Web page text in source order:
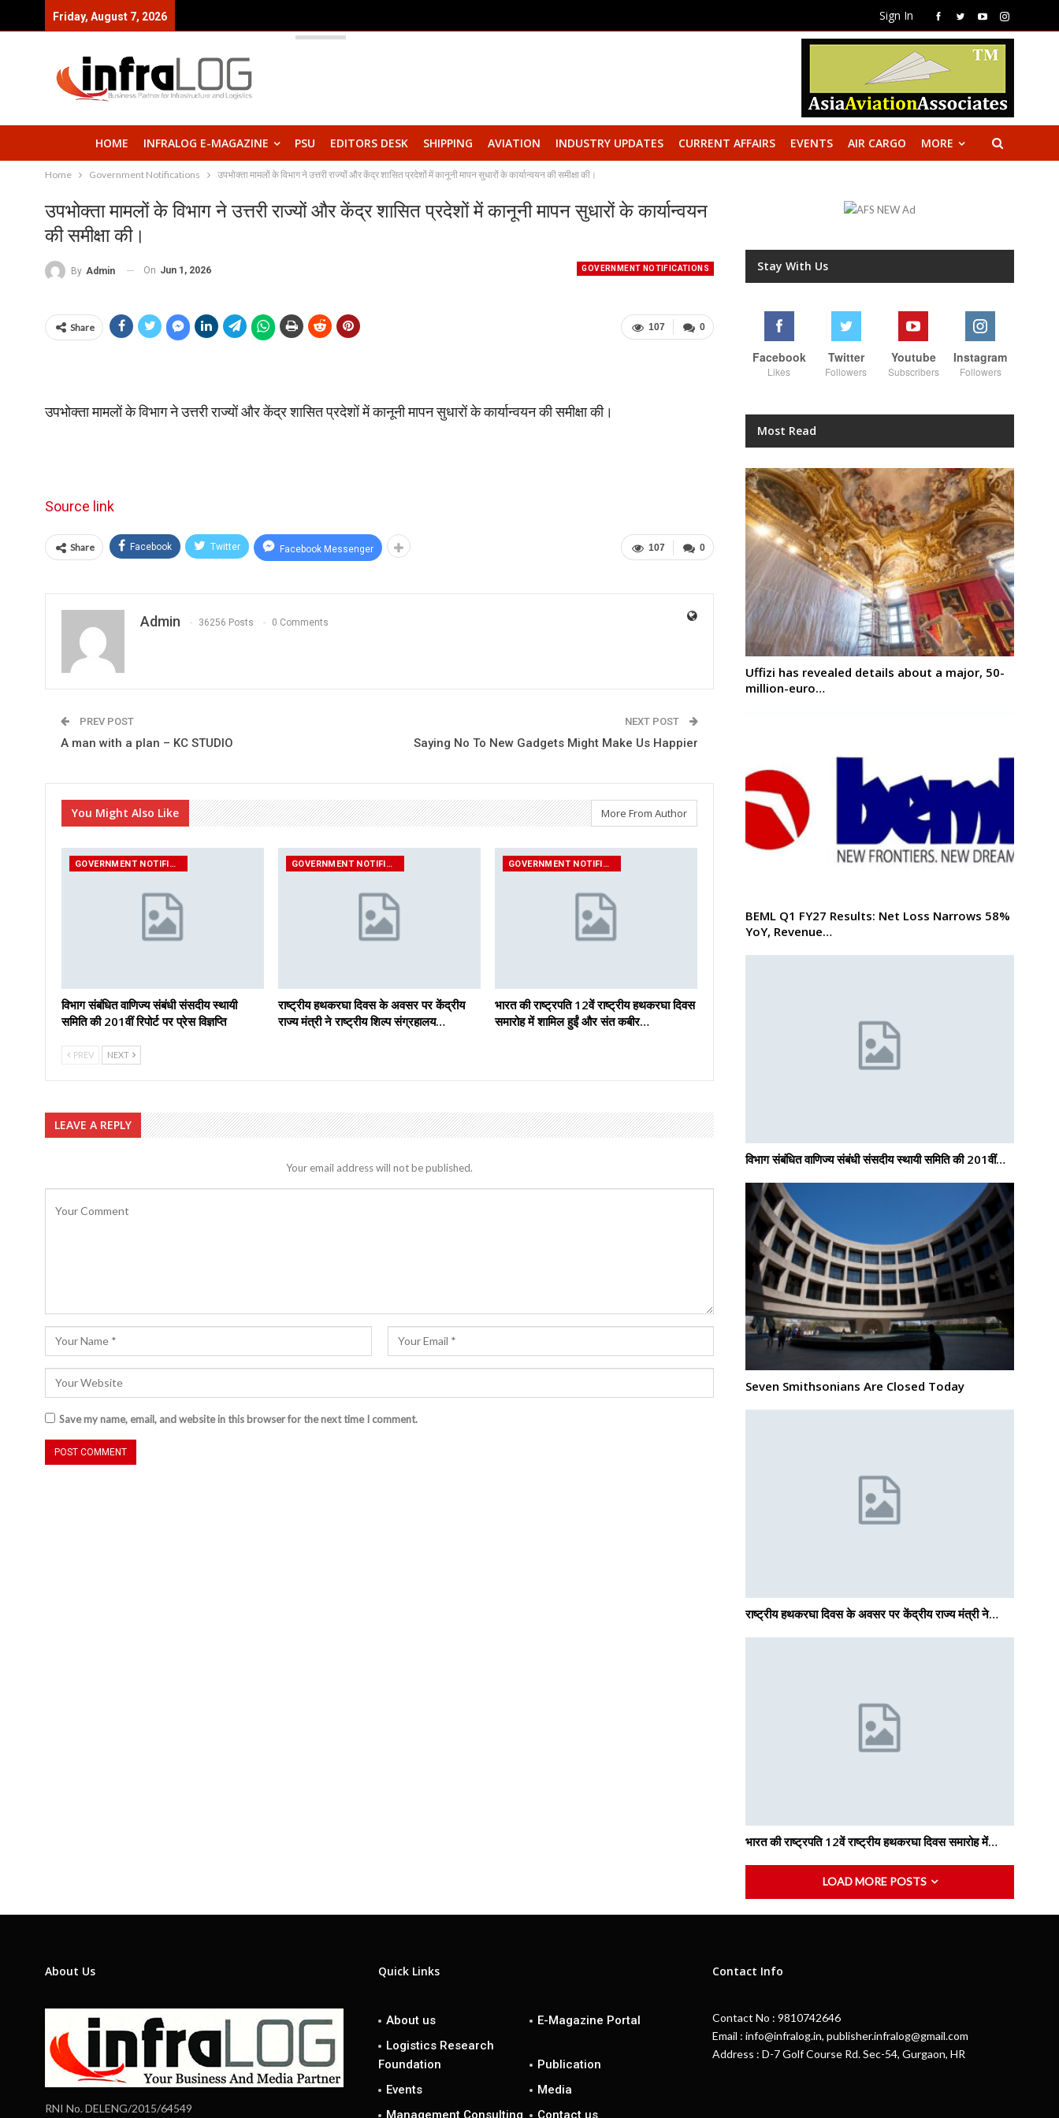
Sign In
Friday, August 7, 2026
HOME INFRALOG E-MAGAZINE PSU EDITORS DESK SHIPPING AVIATION INDUSTRY UPDATES CURRENT AFFAIRS EVENTS AIR CARGO MORE
Home Government Notifications उपभोक्ता मामलों के विभाग ने उत्तरी राज्यों और केंद्र शासित प्रदेशों में कानूनी मापन सुधारों के कार्यान्वयन की समीक्षा की।
उपभोक्ता मामलों के विभाग ने उत्तरी राज्यों और केंद्र शासित प्रदेशों में कानूनी मापन सुधारों के कार्यान्वयन
की समीक्षा की।
GOVERNMENT NOTIFICATIONS
By Admin On Jun 1, 2026
0
107
Share
उपभोक्ता मामलों के विभाग ने उत्तरी राज्यों और केंद्र शासित प्रदेशों में कानूनी मापन सुधारों के कार्यान्वयन की समीक्षा की।
Source link
0
107
Share Facebook Twitter Facebook Messenger
Admin 36256 Posts 0 Comments
PREV POST
A man with a plan – KC STUDIO
NEXT POST
Saying No To New Gadgets Might Make Us Happier
You Might Also Like More From Author
GOVERNMENT NOTIFICATIONS
विभाग संबंधित वाणिज्य संबंधी संसदीय स्थायी
समिति की 201वीं रिपोर्ट पर प्रेस विज्ञप्ति
GOVERNMENT NOTIFICATIONS
राष्ट्रीय हथकरघा दिवस के अवसर पर केंद्रीय
राज्य मंत्री ने राष्ट्रीय शिल्प संग्रहालय…
GOVERNMENT NOTIFICATIONS
भारत की राष्ट्रपति 12वें राष्ट्रीय हथकरघा दिवस
समारोह में शामिल हुईं और संत कबीर…
PREV NEXT
LEAVE A REPLY
Your email address will not be published.
Save my name, email, and website in this browser for the next time I comment.
Stay With Us
Facebook
Likes
Twitter
Followers
Youtube
Subscribers
Instagram
Followers
Most Read
Uffizi has revealed details about a major, 50-
million-euro…
BEML Q1 FY27 Results: Net Loss Narrows 58%
YoY, Revenue…
विभाग संबंधित वाणिज्य संबंधी संसदीय स्थायी समिति की 201वीं…
Seven Smithsonians Are Closed Today
राष्ट्रीय हथकरघा दिवस के अवसर पर केंद्रीय राज्य मंत्री ने…
भारत की राष्ट्रपति 12वें राष्ट्रीय हथकरघा दिवस समारोह में…
LOAD MORE POSTS
About Us
RNI No. DELENG/2015/64549
Quick Links
About us
E-Magazine Portal
Logistics Research
Foundation
Publication
Events
Media
Management Consulting
Contact us
Contact Info
Contact No : 9810742646
Email : info@infralog.in, publisher.infralog@gmail.com
Address : D-7 Golf Course Rd. Sec-54, Gurgaon, HR